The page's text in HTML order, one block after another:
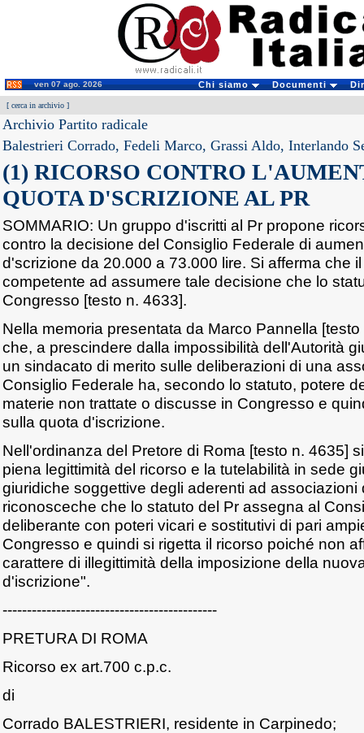
ven 07 ago. 2026 Chi siamo Documenti
[ cerca in archivio ]
Archivio Partito radicale
Balestrieri Corrado, Fedeli Marco, Grassi Aldo, Interlando
(1) RICORSO CONTRO
QUOTA D'SCRIZIONE AL PR
SOMMARIO: Un gruppo d'iscritti al Pr propone
contro la decisione del Consiglio Federale di
d'scrizione da 20.000 a 73.000 lire. Si afferma che
competente ad assumere tale decisione che lo
Congresso [testo n. 4633].
Nella memoria presentata da Marco Pannella
che, a prescindere dalla impossibilità dell'Autorità
un sindacato di merito sulle deliberazioni di una
Consiglio Federale ha, secondo lo statuto, potere
materie non trattate o discusse in Congresso e
sulla quota d'iscrizione.
Nell'ordinanza del Pretore di Roma [testo n. 4635]
piena legittimità del ricorso e la tutelabilità in sede
giuridiche soggettive degli aderenti ad associazioni
riconosceche che lo statuto del Pr assegna al
deliberante con poteri vicari e sostitutivi di pari
Congresso e quindi si rigetta il ricorso poiché non
carattere di illegittimità della imposizione della
d'iscrizione".
--------------------------------------------
PRETURA DI ROMA
Ricorso ex art.700 c.p.c.
di
Corrado BALESTRIERI, residente in Carpinedo;